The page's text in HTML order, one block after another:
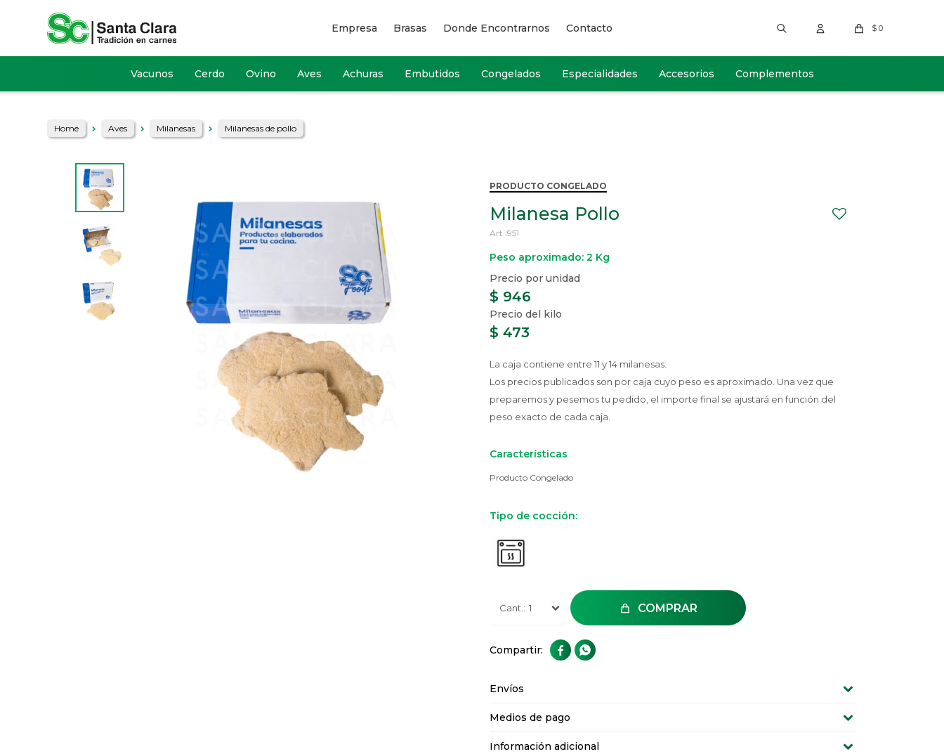
Vacunos Cerdo Ovino Aves Achuras Embutidos Congelados Especialidades Accesorios Complementos
$ 0
Empresa Brasas Donde Encontrarnos Contacto
Home Aves Milanesas Milanesas de pollo
PRODUCTO CONGELADO
Milanesa Pollo
951
Peso aproximado: 2 Kg
$ 473
$ 946
La caja contiene entre 11 y 14 milanesas.
Los precios publicados son por caja cuyo peso es aproximado. Una vez que
preparemos y pesemos tu pedido, el importe final se ajustará en función del
peso exacto de cada caja.
Características
Producto Congelado
Tipo de cocción:
1 COMPRAR
 
Envíos
Medios de pago
Información adicional